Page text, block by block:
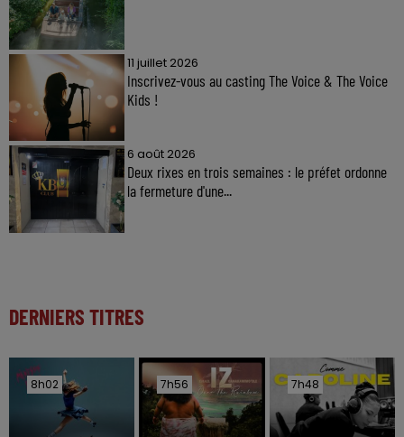
11 juillet 2026
Inscrivez-vous au casting The Voice & The Voice
Kids !
6 août 2026
Deux rixes en trois semaines : le préfet ordonne
la fermeture d'une...
DERNIERS TITRES
8h02
8h02 7h56
7h56 7h48
7h48